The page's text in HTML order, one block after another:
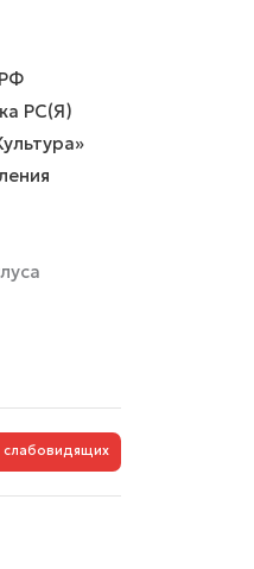
РС(Я)
слабовидящих